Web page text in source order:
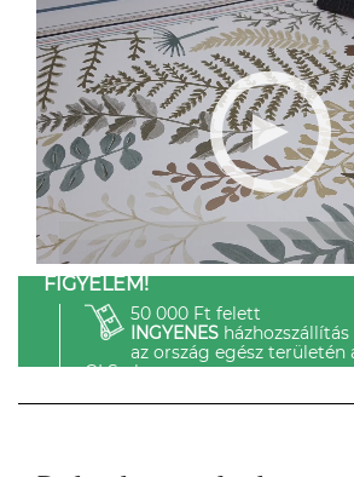
FIGYELEM!
50 000 Ft felett
INGYENESházhozszállítás
az ország egész területén
GLS-el.